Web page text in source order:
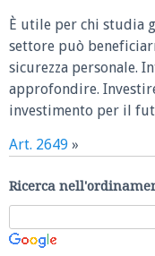
È utile per chi studia
settore può
sicurezza personale.
approfondire.
investimento per il
Art. 2649 »
Ricerca